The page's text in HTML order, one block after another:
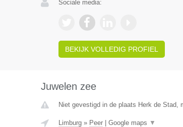
Sociale media:
BEKIJK VOLLEDIG PROFIEL
Juwelen zee
Niet gevestigd in de plaats Herk de Stad,
Limburg» Peer| Google maps ▼